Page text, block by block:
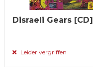
Disraeli Gears [CD]
Leider vergriffen